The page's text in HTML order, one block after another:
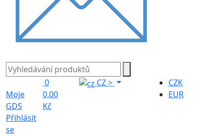
Moje
GDS
Přihlásit
se
0
0,00
Kč
CZ>
CZK
EUR